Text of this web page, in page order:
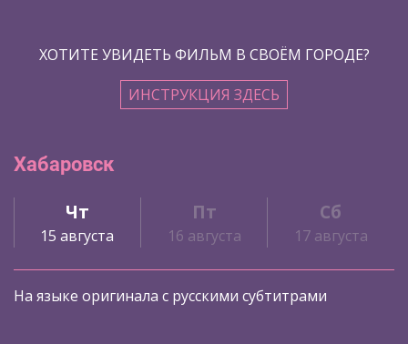
ХОТИТЕ УВИДЕТЬ ФИЛЬМ В СВОЁМ ГОРОДЕ?
ИНСТРУКЦИЯ ЗДЕСЬ
Хабаровск
Чт
15 августа
Пт
16 августа
Сб
17 августа
На языке оригинала с русскими субтитрами